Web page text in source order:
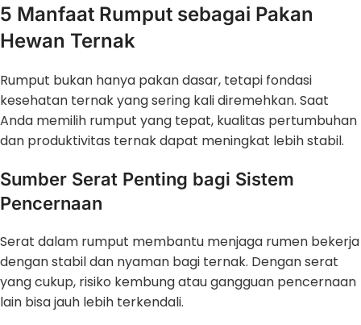
5 Manfaat Rumput sebagai Pakan
Hewan Ternak
Rumput bukan hanya pakan dasar, tetapi fondasi
kesehatan ternak yang sering kali diremehkan. Saat
Anda memilih rumput yang tepat, kualitas pertumbuhan
dan produktivitas ternak dapat meningkat lebih stabil.
Sumber Serat Penting bagi Sistem
Pencernaan
Serat dalam rumput membantu menjaga rumen bekerja
dengan stabil dan nyaman bagi ternak. Dengan serat
yang cukup, risiko kembung atau gangguan pencernaan
lain bisa jauh lebih terkendali.